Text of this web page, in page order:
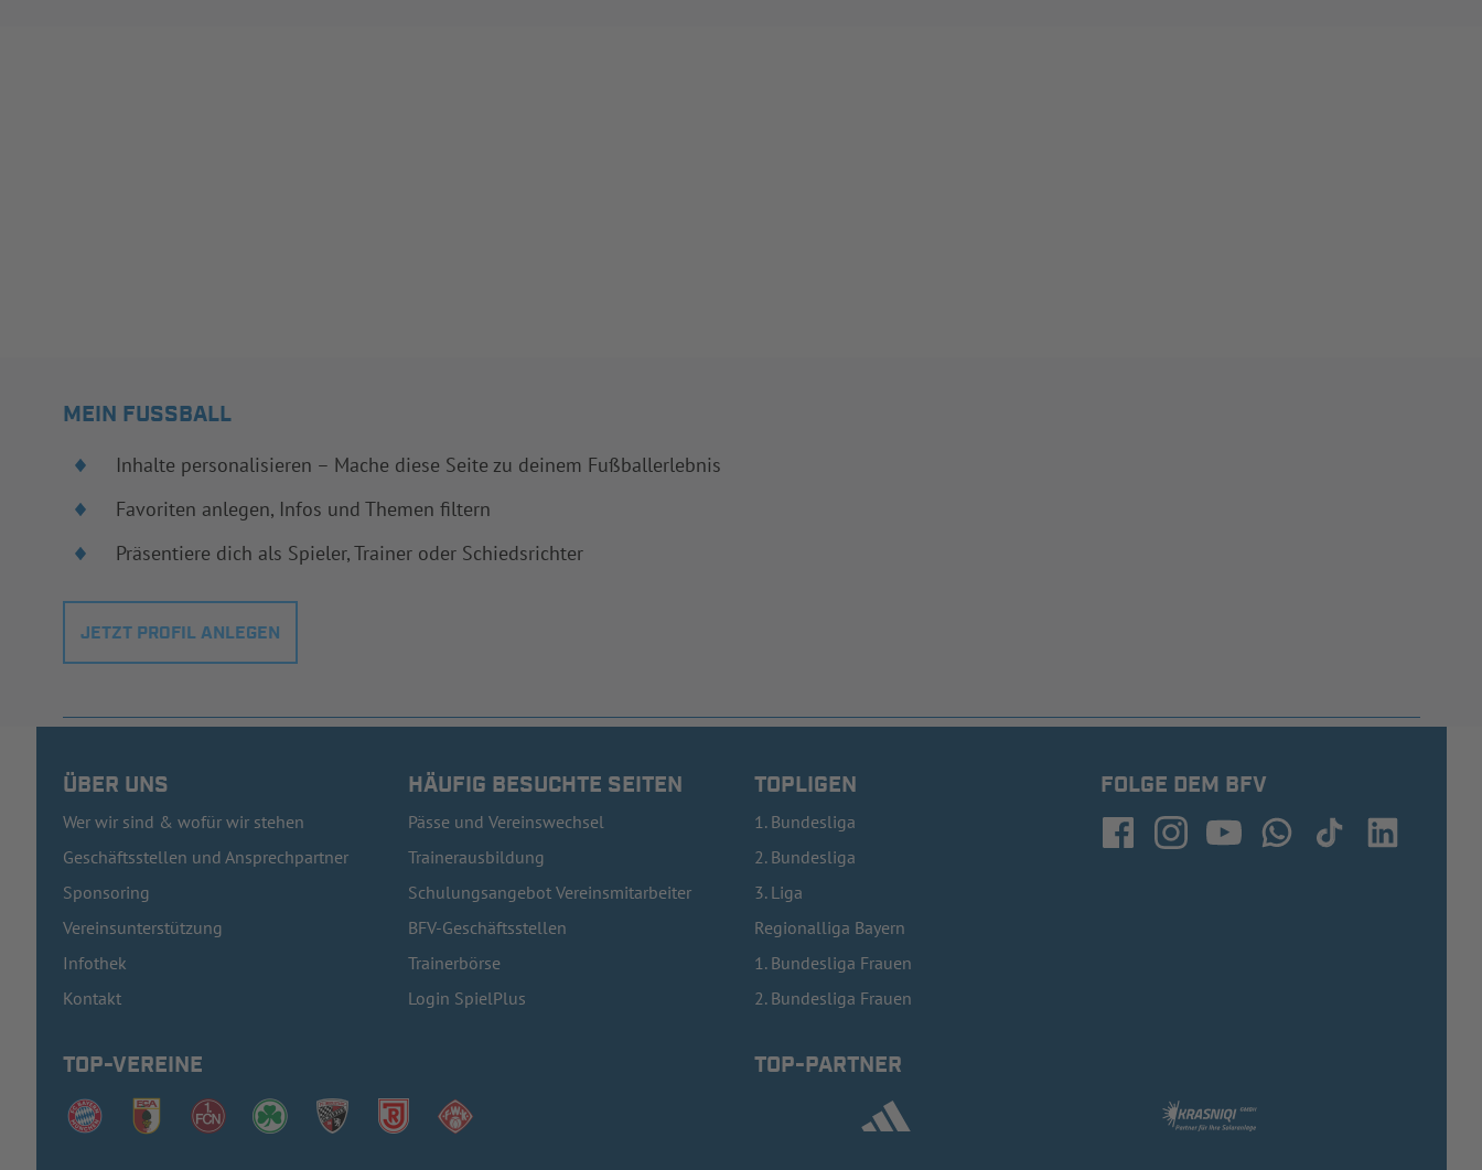
MEIN FUSSBALL
Inhalte personalisieren – Mache diese Seite zu deinem Fußballerlebnis
Favoriten anlegen, Infos und Themen filtern
Präsentiere dich als Spieler, Trainer oder Schiedsrichter
JETZT PROFIL ANLEGEN
ÜBER UNS
Wer wir sind & wofür wir stehen
Geschäftsstellen und Ansprechpartner
Sponsoring
Vereinsunterstützung
Infothek
Kontakt
HÄUFIG BESUCHTE SEITEN
Pässe und Vereinswechsel
Trainerausbildung
Schulungsangebot Vereinsmitarbeiter
BFV-Geschäftsstellen
Trainerbörse
Login SpielPlus
TOPLIGEN
1. Bundesliga
2. Bundesliga
3. Liga
Regionalliga Bayern
1. Bundesliga Frauen
2. Bundesliga Frauen
FOLGE DEM BFV
TOP-VEREINE TOP-PARTNER